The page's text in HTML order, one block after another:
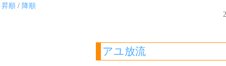
昇順 / 降順
アユ放流